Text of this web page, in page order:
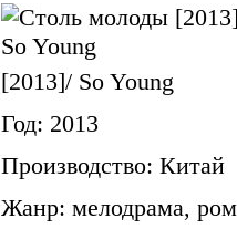
[2013]/ So Young
Год: 2013
Производство: Китай
Жанр: мелодрама,